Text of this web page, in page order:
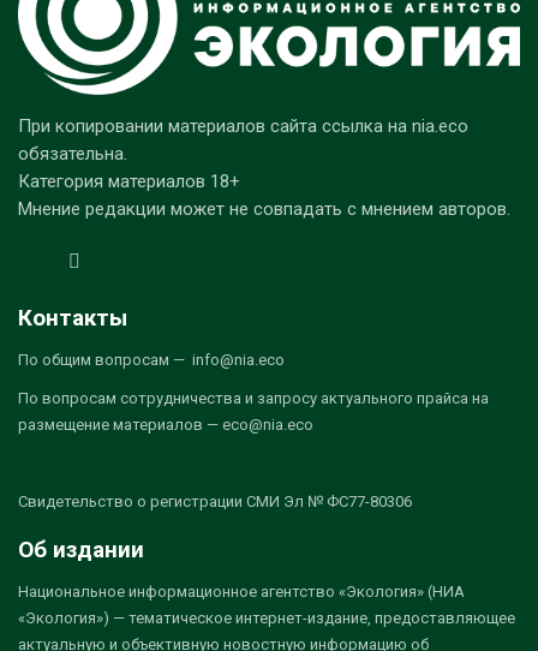
При копировании материалов сайта ссылка на nia.eco
обязательна.
Категория материалов 18+
Мнение редакции может не совпадать с мнением авторов.
Контакты
По общим вопросам — info@nia.eco
По вопросам сотрудничества и запросу актуального прайса на
размещение материалов — eco@nia.eco
Свидетельство о регистрации СМИ Эл № ФС77-80306
Об издании
Национальное информационное агентство «Экология» (НИА
«Экология») — тематическое интернет-издание, предоставляющее
актуальную и объективную новостную информацию об